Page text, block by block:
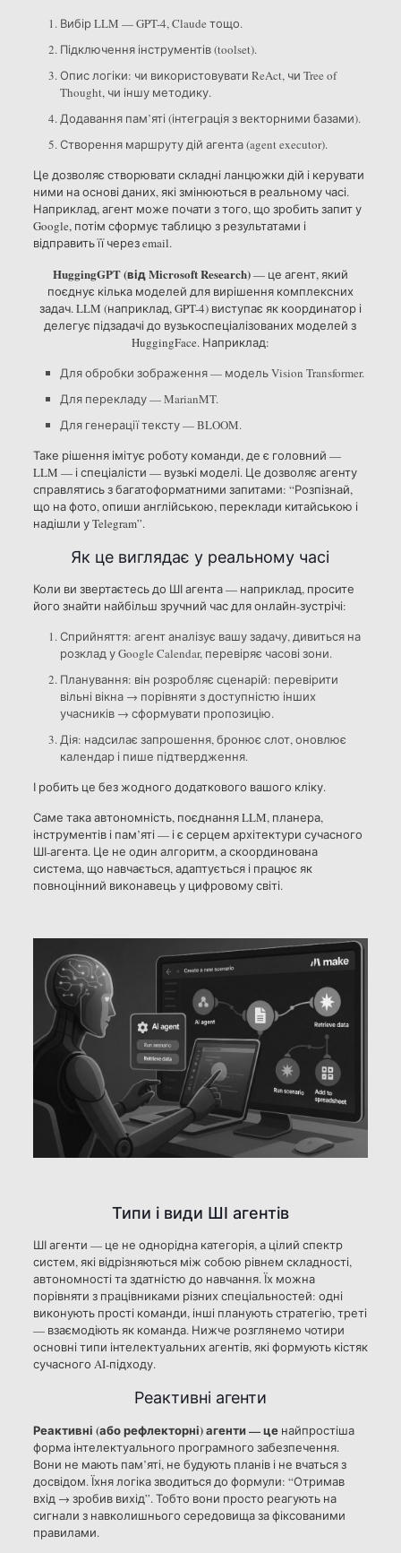
Вибір LLM — GPT-4, Claude тощо.
Підключення інструментів (toolset).
Опис логіки: чи використовувати ReAct, чи Tree of
Thought, чи іншу методику.
Додавання пам’яті (інтеграція з векторними базами).
Створення маршруту дій агента (agent executor).
Це дозволяє створювати складні ланцюжки дій і керувати
ними на основі даних, які змінюються в реальному часі.
Наприклад, агент може почати з того, що зробить запит у
Google, потім сформує таблицю з результатами і
відправить її через email.
HuggingGPT (від Microsoft Research)— це агент, який
поєднує кілька моделей для вирішення комплексних
задач. LLM (наприклад, GPT-4) виступає як координатор і
делегує підзадачі до вузькоспеціалізованих моделей з
HuggingFace. Наприклад:
Для обробки зображення — модель Vision Transformer.
Для перекладу — MarianMT.
Для генерації тексту — BLOOM.
Таке рішення імітує роботу команди, де є головний —
LLM — і спеціалісти — вузькі моделі. Це дозволяє агенту
справлятись з багатоформатними запитами: “Розпізнай,
що на фото, опиши англійською, переклади китайською і
надішли у Telegram”.
Як це виглядає у реальному часі
Коли ви звертаєтесь до ШІ агента — наприклад, просите
його знайти найбільш зручний час для онлайн-зустрічі:
Сприйняття: агент аналізує вашу задачу, дивиться на
розклад у Google Calendar, перевіряє часові зони.
Планування: він розробляє сценарій: перевірити
вільні вікна → порівняти з доступністю інших
учасників → сформувати пропозицію.
Дія: надсилає запрошення, бронює слот, оновлює
календар і пише підтвердження.
І робить це без жодного додаткового вашого кліку.
Саме така автономність, поєднання LLM, планера,
інструментів і пам’яті — і є серцем архітектури сучасного
ШІ-агента. Це не один алгоритм, а скоординована
система, що навчається, адаптується і працює як
повноцінний виконавець у цифровому світі.
Типи і види ШІ агентів
ШІ агенти — це не однорідна категорія, а цілий спектр
систем, які відрізняються між собою рівнем складності,
автономності та здатністю до навчання. Їх можна
порівняти з працівниками різних спеціальностей: одні
виконують прості команди, інші планують стратегію, треті
— взаємодіють як команда. Нижче розглянемо чотири
основні типи інтелектуальних агентів, які формують кістяк
сучасного AI-підходу.
Реактивні агенти
Реактивні (або рефлекторні) агенти — ценайпростіша
форма інтелектуального програмного забезпечення.
Вони не мають пам’яті, не будують планів і не вчаться з
досвідом. Їхня логіка зводиться до формули: “Отримав
вхід → зробив вихід”. Тобто вони просто реагують на
сигнали з навколишнього середовища за фіксованими
правилами.